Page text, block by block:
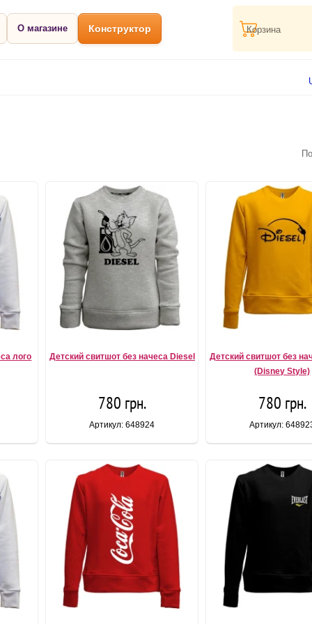
О магазине Конструктор Корзина
лого Детский свитшот без начеса Diesel
780 грн.
Артикул: 648924
Детский свитшот без
(Disney Style)
780 грн.
Артикул: